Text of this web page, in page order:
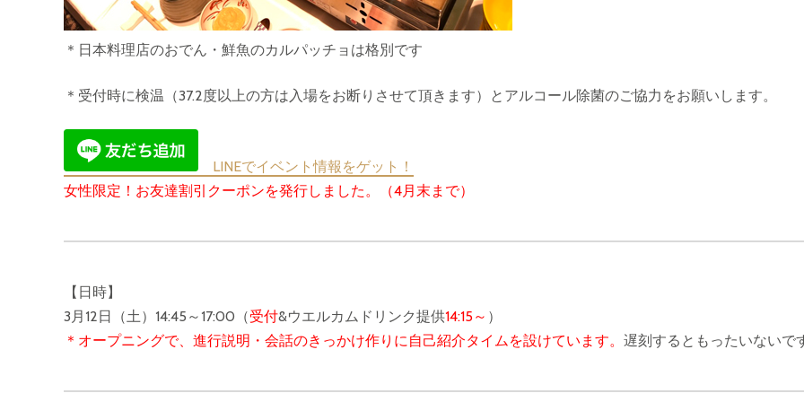
＊日本料理店のおでん・鮮魚のカルパッチョは格別です
＊受付時に検温（37.2度以上の方は入場をお断りさせて頂きます）とアルコール除菌のご協力をお願いします。
LINEでイベント情報をゲット！
女性限定！お友達割引クーポンを発行しました。（4月末まで）
【日時】
3月12日（土）14:45～17:00（受付&ウエルカムドリンク提供14:15～ ）
＊オープニングで、進行説明・会話のきっかけ作りに自己紹介タイムを設けています。 遅刻するともったいないで